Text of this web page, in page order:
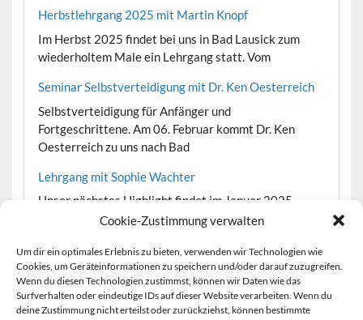
Cookie-Zustimmung verwalten
Um dir ein optimales Erlebnis zu bieten, verwenden wir Technologien wie
Cookies, um Geräteinformationen zu speichern und/oder darauf zuzugreifen.
Wenn du diesen Technologien zustimmst, können wir Daten wie das
Surfverhalten oder eindeutige IDs auf dieser Website verarbeiten. Wenn du
deine Zustimmung nicht erteilst oder zurückziehst, können bestimmte
Herbstlehrgang 2025 mit Martin Knopf
Im Herbst 2025 findet bei uns in Bad Lausick zum
wiederholtem Male ein Lehrgang statt. Vom
Seminar Selbstverteidigung mit Dr. Ken Oesterreich
Selbstverteidigung für Anfänger und
Fortgeschrittene. Am 06. Februar kommt Dr. Ken
Oesterreich zu uns nach Bad
Lehrgang mit Sophie Wachter
Unser nächstes Highlight findet im Januar 2025
statt! Freut euch auf: Sophie Wachter 4. Dan
Herbstlehrgang 2024 mit Martin Knopf
In den Sächsischen Herbstferien 2024 findet bei uns
in Bad Lausick zum wiederholtem Male ein Lehrgang